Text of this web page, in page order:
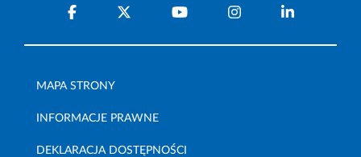
MAPA STRONY
INFORMACJE PRAWNE
DEKLARACJA DOSTĘPNOŚCI